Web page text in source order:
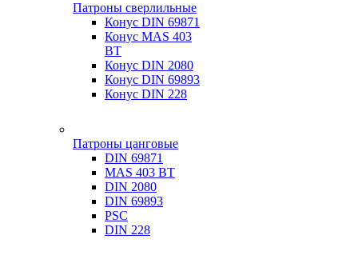
Патроны сверлильные
Конус DIN 69871
Конус MAS 403
BT
Конус DIN 2080
Конус DIN 69893
Конус DIN 228
Патроны цанговые
DIN 69871
MAS 403 BT
DIN 2080
DIN 69893
PSC
DIN 228